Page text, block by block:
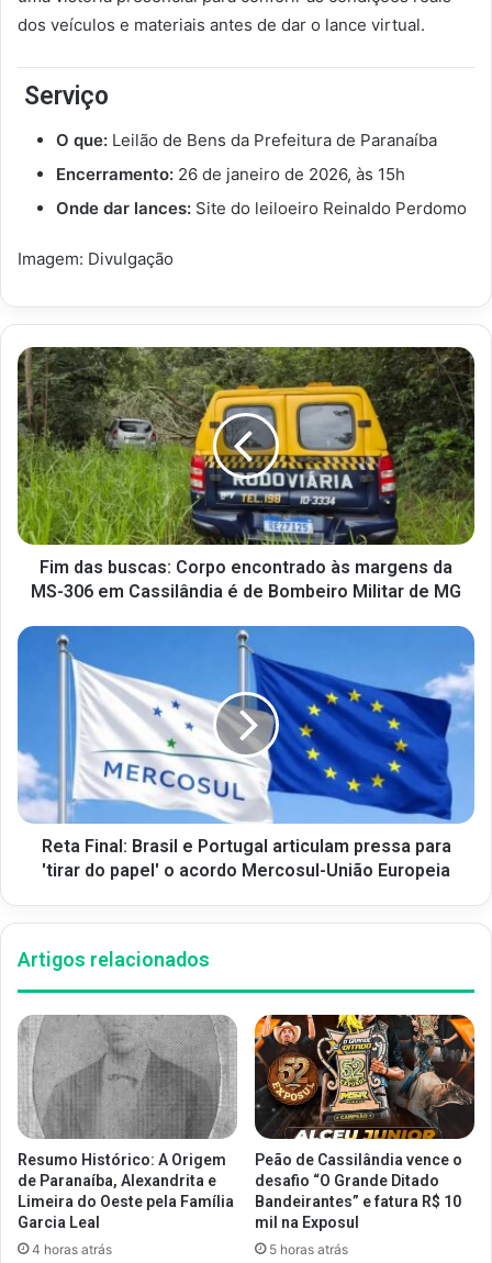
dos veículos e materiais antes de dar o lance virtual.
Serviço
O que: Leilão de Bens da Prefeitura de Paranaíba
Encerramento: 26 de janeiro de 2026, às 15h
Onde dar lances: Site do leiloeiro Reinaldo Perdomo
Imagem: Divulgação
Fim das buscas: Corpo encontrado às margens da
MS-306 em Cassilândia é de Bombeiro Militar de MG
Reta Final: Brasil e Portugal articulam pressa para
'tirar do papel' o acordo Mercosul-União Europeia
Artigos relacionados
Resumo Histórico: A Origem
de Paranaíba, Alexandrita e
Limeira do Oeste pela Família
Garcia Leal
4 horas atrás
Peão de Cassilândia vence o
desafio “O Grande Ditado
Bandeirantes” e fatura R$ 10
mil na Exposul
5 horas atrás